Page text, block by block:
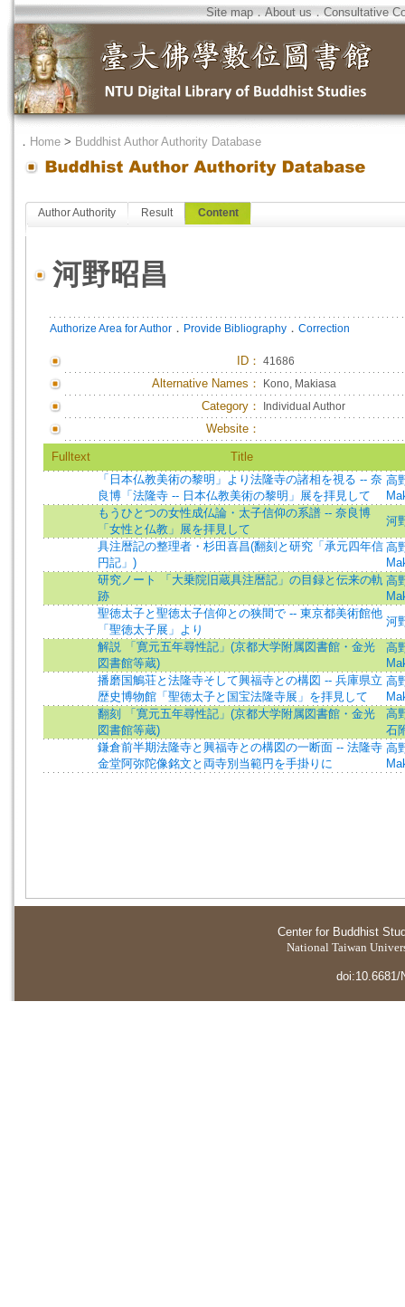
Site map．About us．Consultative
． Home > Buddhist Author Authority Database
Author Authority Result Content
河野昭昌
Authorize Area for Author ． Provide Bibliography ． Correction
ID ： 41686
Alternative Names： Kono, Makiasa
Category： Individual Author
Website：
Fulltext
Title
「日本仏教美術の黎明」より法隆寺の諸相を視る -- 奈
良博「法隆寺 -- 日本仏教美術の黎明」展を拝見して
高
もうひとつの女性成仏論・太子信仰の系譜 -- 奈良博
「女性と仏教」展を拝見して
河
具注暦記の整理者・杉田喜昌(翻刻と研究「承元四年信
円記」)
高
研究ノート 「大乗院旧蔵具注暦記」の目録と伝来の軌
跡
高
聖徳太子と聖徳太子信仰との狭間で -- 東京都美術館他
「聖徳太子展」より
河
解説 「寛元五年尋性記」(京都大学附属図書館・金光
図書館等蔵)
高
播磨国鵤荘と法隆寺そして興福寺との構図 -- 兵庫県立
歴史博物館「聖徳太子と国宝法隆寺展」を拝見して
高
翻刻 「寛元五年尋性記」(京都大学附属図書館・金光
図書館等蔵)
高
石
鎌倉前半期法隆寺と興福寺との構図の一断面 -- 法隆寺
金堂阿弥陀像銘文と両寺別当範円を手掛りに
高
Center for Buddhist
National Taiwan
doi:10.6681/